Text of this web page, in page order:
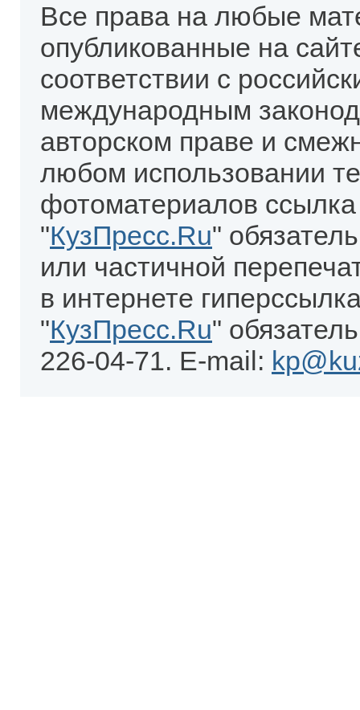
Все права на любые
опубликованные на
соответствии с
международным
авторском праве и
любом использовании
фотоматериалов
"КузПресс.Ru"
или частичной
в интернете
"КузПресс.Ru"
226-04-71. E-mail: